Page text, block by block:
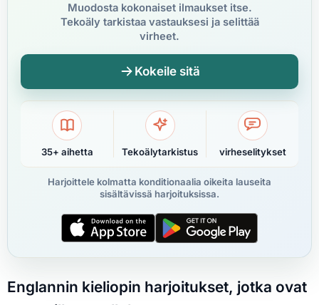
Muodosta kokonaiset ilmaukset itse.
Tekoäly tarkistaa vastauksesi ja selittää
virheet.
Kokeile sitä
35+ aihetta Tekoälytarkistus virheselitykset
Harjoittele kolmatta konditionaalia oikeita lauseita
sisältävissä harjoituksissa.
Englannin kieliopin harjoitukset, jotka ovat